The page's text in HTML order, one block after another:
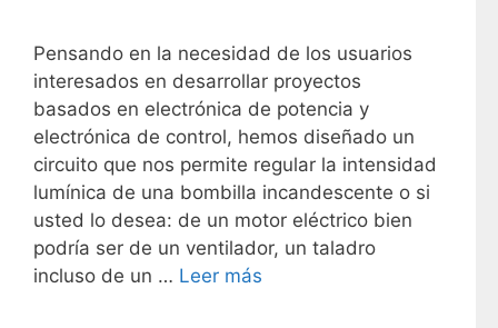
Pensando en la necesidad de los usuarios
interesados en desarrollar proyectos
basados en electrónica de potencia y
electrónica de control, hemos diseñado un
circuito que nos permite regular la intensidad
lumínica de una bombilla incandescente o si
usted lo desea: de un motor eléctrico bien
podría ser de un ventilador, un taladro
incluso de un … Leer más